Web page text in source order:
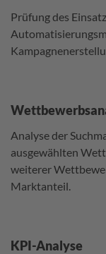
Prüfung des
Analyse der
ausgewählten
weiterer
Marktanteil.
KPI-Analyse